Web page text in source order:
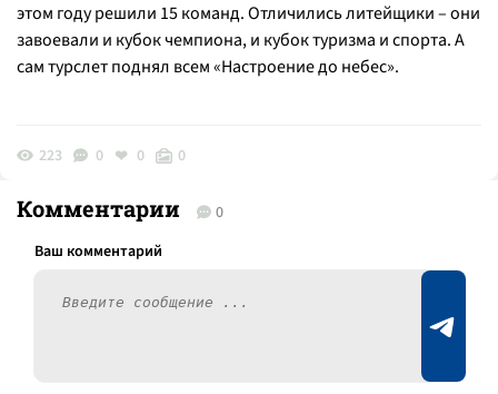
этом году решили 15 команд. Отличились литейщики – они
завоевали и кубок чемпиона, и кубок туризма и спорта. А
сам турслет поднял всем «Настроение до небес».
223 0 0 0
Комментарии 0